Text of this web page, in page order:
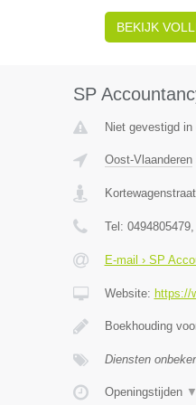
BEKIJK
SP
Niet gevestigd
Oost-Vlaanderen
Tel: 0494805479,
E-mail › SP
Website: https://
Boekhouding
Diensten
Openingstijden ▼